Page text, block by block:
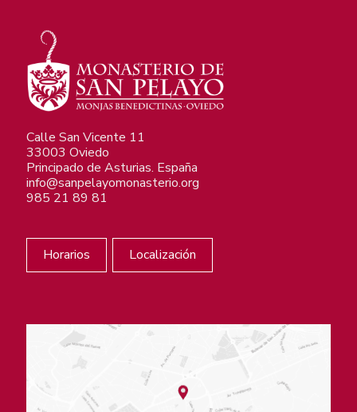
Calle San Vicente 11
33003 Oviedo
Principado de Asturias. España
info@sanpelayomonasterio.org
985 21 89 81
Horarios Localización